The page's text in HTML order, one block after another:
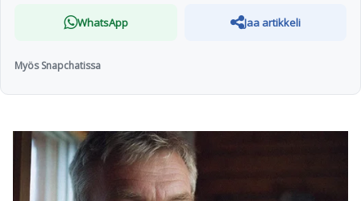
WhatsApp Jaa artikkeli
Myös Snapchatissa